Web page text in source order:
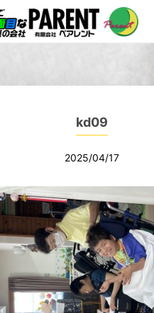
kd09
2025/04/17